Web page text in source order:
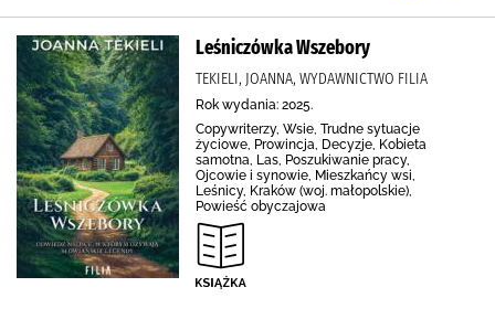
Leśniczówka Wszebory
TEKIELI, JOANNA, WYDAWNICTWO FILIA
Rok wydania: 2025.
Copywriterzy, Wsie, Trudne sytuacje
życiowe, Prowincja, Decyzje, Kobieta
samotna, Las, Poszukiwanie pracy,
Ojcowie i synowie, Mieszkańcy wsi,
Leśnicy, Kraków (woj. małopolskie),
Powieść obyczajowa